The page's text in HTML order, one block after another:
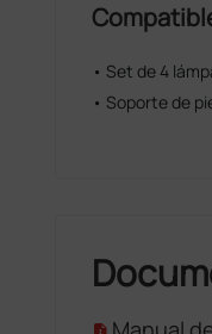
• Set de 4
• Soporte de